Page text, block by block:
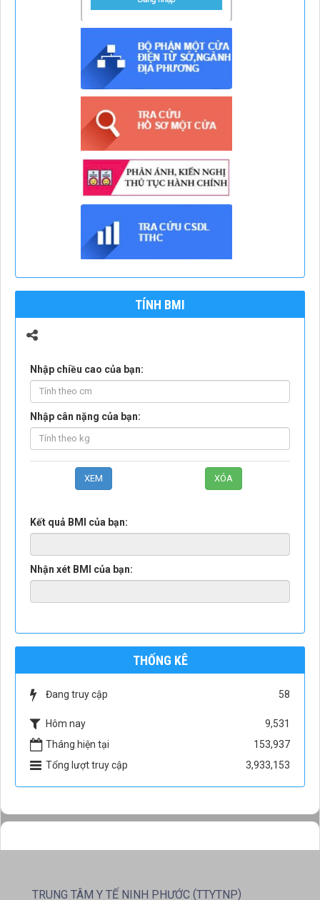
TÍNH BMI
Nhập chiều cao của bạn:
Nhập cân nặng của bạn:
Kết quả BMI của bạn:
Nhận xét BMI của bạn:
THỐNG KÊ
Đang truy cập 58
Hôm nay
9,531
Tháng hiện tại
153,937
Tổng lượt truy cập
3,933,153
TRUNG TÂM Y TẾ NINH PHƯỚC (TTYTNP)